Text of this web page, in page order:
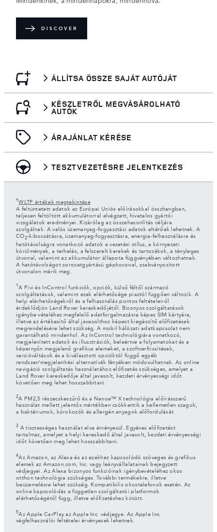
DISCOVER
ÁLLÍTSA ÖSSZE SAJÁT AUTÓJÁT
KÉSZLETRŐL MEGVÁSÁROLHATÓ
AUTÓK
ÁRAJÁNLAT KÉRÉSE
TESZTVEZETÉSRE JELENTKEZÉS
†WLTP értékek megtekintése
A feltüntetett adatok az Európai Uniós előírásokkal összhangban,
teljesen feltöltött akkumulátorral elvégzett, hivatalos gyártói
vizsgálatok eredményei. Kizárólag az összehasonlítás céljára
szolgálnak. A valós üzemanyag-fogyasztási adatok eltérőek lehetnek. A
CO2-kibocsátásra, üzemanyag-fogyasztásra, energia-felhasználásra és
hatótávolságra vonatkozó adatok a vezetési stílus, a környezeti
körülmények, a terhelés, a felszerelt kerekek és tartozékok, a tényleges
útvonal, valamint az akkumulátor állapota függvényében változhatnak.
A hatótávolságot sorozatgyártású gépkocsival, szabványosított
útvonalon mérik meg.
1 A Pivi és InControl funkciók, opciók, külső féltől származó
szolgáltatások, valamint ezek elérhetősége piactól függően változik. A
helyi elérhetőségekről és a felhasználás pontos feltételeiről
érdeklődjön Land Rover kereskedőjétől. Bizonyos szolgáltatások
igénybe vételéhez megfelelő adatforgalmazásra képes SIM kártyára,
illetve az értékesítő által javasolthoz képest kiegészítő előfizetések
megrendelésére lehet szükség. A mobil hálózati adatkapcsolat nem
garantálható mindenhol. Az InControl technológiára vonatkozó,
megjelenített adatok és illusztrációk, beleértve a folyamatokat és a
képernyőn megjelenő grafikus elemeket, a szoftverfrissítések,
verzióváltások és a kiválasztott opcióktól függő egyéb
rendszer/megjelenítési alternatívák fényében módosulhatnak. Az online
navigáció szolgáltatás használatához előfizetés szükséges, amelyet a
Land Rover kereskedője által javasolt, kezdeti érvényességi időt
követően meg lehet hosszabbítani.
2A PM2,5 részecskeszűrő és a Nanoe™ X technológia előírásszerű
használat mellett jelentős mértékben csökkentik a kellemetlen szagok,
a baktériumok, kórokozók és allergén anyagok előfordulását.
3 A tisztességes használat elve érvényesül. Egyéves előfizetést
tartalmaz, amelyet a helyi kereskedő által javasolt, kezdeti érvényességi
időt követően meg lehet hosszabbítani.
4Az Amazon, az Alexa és az ezekhez kapcsolódó szöveges és grafikus
elemek az Amazon.com, Inc. vagy leányvállalatainak bejegyzett
védjegyei. Az Alexa bizonyos funkcióinak igénybevételéhez okos
otthon technológia szükséges. További termékekre, illetve
beüzemelésre lehet szükség. Kompatibilis okostelefonok esetén. Az
online kapcsolódás a független szolgáltatói platformok
elérhetőségétől függ, illetve előfizetéshez kötött.
5Az Apple CarPlay az Apple Inc. védjegye. Az Apple Inc.
végfelhasználói feltételei érvényesek lehetnek.